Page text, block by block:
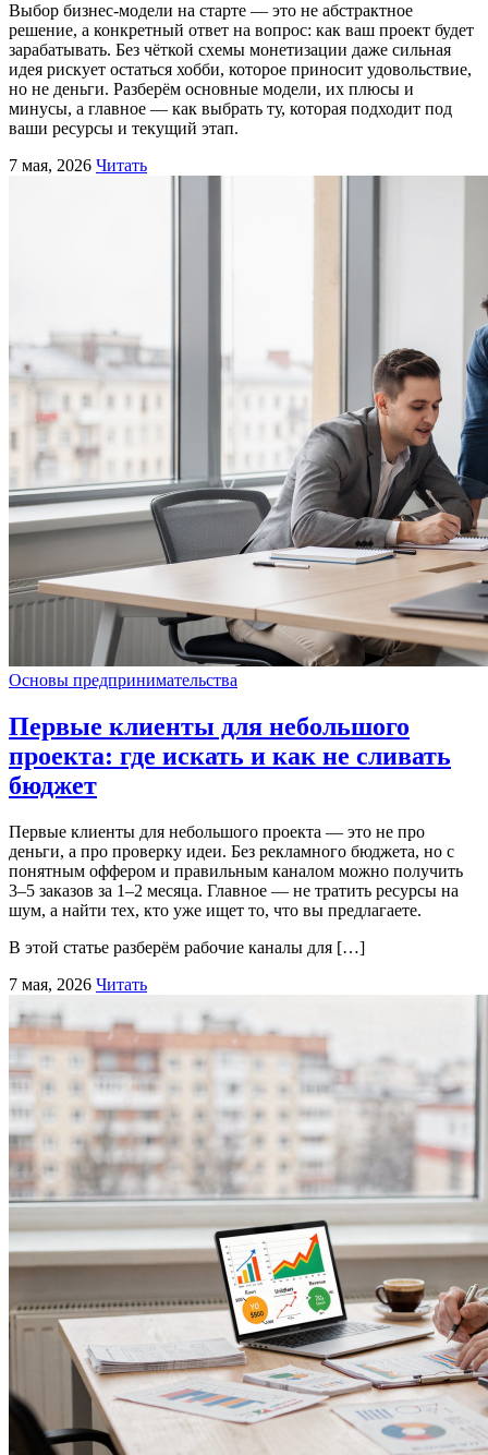
Выбор бизнес-модели на старте — это не абстрактное
решение, а конкретный ответ на вопрос: как ваш проект будет
зарабатывать. Без чёткой схемы монетизации даже сильная
идея рискует остаться хобби, которое приносит удовольствие,
но не деньги. Разберём основные модели, их плюсы и
минусы, а главное — как выбрать ту, которая подходит под
ваши ресурсы и текущий этап.
7 мая, 2026 Читать
Основы предпринимательства
Первые клиенты для небольшого
проекта: где искать и как не сливать
бюджет
Первые клиенты для небольшого проекта — это не про
деньги, а про проверку идеи. Без рекламного бюджета, но с
понятным оффером и правильным каналом можно получить
3–5 заказов за 1–2 месяца. Главное — не тратить ресурсы на
шум, а найти тех, кто уже ищет то, что вы предлагаете.
В этой статье разберём рабочие каналы для […]
7 мая, 2026 Читать